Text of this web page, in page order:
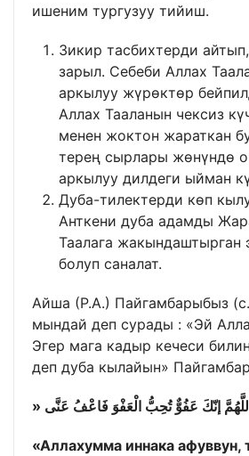
ишеним тургузуу тийиш.
Зикир тасбихтерди
зарыл. Себеби Аллах
аркылуу жүрөктөр
Аллах Тааланын чексиз
менен жоктон жараткан
терең сырлары жөнүндө
аркылуу дилдеги ыйман
Дуба-тилектерди көп
Анткени дуба адамды
Таалага
болуп саналат.
Айша (Р.А.) Пайгамбарыбыз
мындай деп сурады : «Эй
Эгер мага кадыр кечеси
деп дуба кылайын»
«Аллахумма иннака афуввун,